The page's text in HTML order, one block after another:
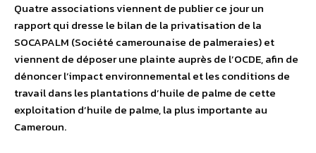
Quatre associations viennent de publier ce jour un
rapport qui dresse le bilan de la privatisation de la
SOCAPALM (Société camerounaise de palmeraies) et
viennent de déposer une plainte auprès de l’OCDE, afin de
dénoncer l’impact environnemental et les conditions de
travail dans les plantations d’huile de palme de cette
exploitation d’huile de palme, la plus importante au
Cameroun.